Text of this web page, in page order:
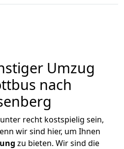
Umzug
nach
recht kostspielig sein,
wir sind hier, um Ihnen
zu bieten. Wir sind die